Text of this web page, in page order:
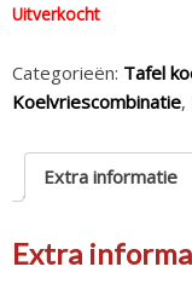
Uitverkocht
Categorieën: Tafel
Koelvriescombinatie,
Extra informatie
Extra